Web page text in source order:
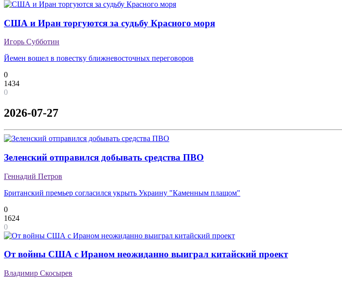
США и Иран торгуются за судьбу Красного моря
Игорь Субботин
Йемен вошел в повестку ближневосточных переговоров
0
1434
0
2026-07-27
Зеленский отправился добывать средства ПВО
Геннадий Петров
Британский премьер согласился укрыть Украину "Каменным плащом"
0
1624
0
От войны США с Ираном неожиданно выиграл китайский проект
Владимир Скосырев